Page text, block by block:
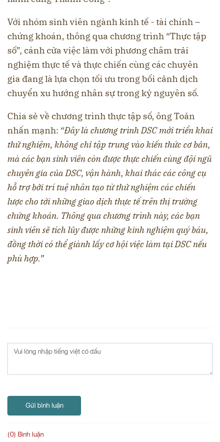
Với nhóm sinh viên ngành kinh tế - tài chính –
chứng khoán, thông qua chương trình “Thực tập
số”, cánh cửa việc làm với phương châm trải
nghiệm thực tế và thực chiến cùng các chuyên
gia đang là lựa chọn tối ưu trong bối cảnh dịch
chuyển xu hướng nhân sự trong kỷ nguyên số.
Chia sẻ về chương trình thực tập số, ông Toản
nhấn mạnh: “Đây là chương trình DSC mới triển khai
thử nghiệm, không chỉ tập trung vào kiến thức cơ bản,
mà các bạn sinh viên còn được thực chiến cùng đội ngũ
chuyên gia của DSC, vận hành, khai thác các công cụ
hỗ trợ bởi trí tuệ nhân tạo từ thử nghiệm các chiến
lược cho tới những giao dịch thực tế trên thị trường
chứng khoán. Thông qua chương trình này, các bạn
sinh viên sẽ tích lũy được những kinh nghiệm quý báu,
đồng thời có thể giành lấy cơ hội việc làm tại DSC nếu
phù hợp.”
Gửi bình luận
(0) Bình luận